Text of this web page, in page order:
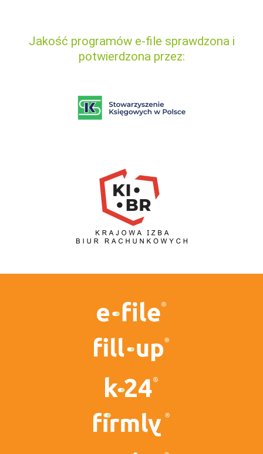
Jakość programów e-file sprawdzona i
potwierdzona przez: